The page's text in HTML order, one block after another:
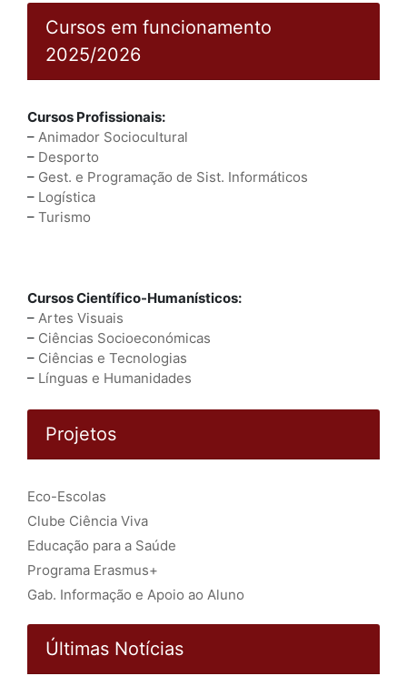
Cursos em funcionamento
2025/2026
Cursos Profissionais:
– Animador Sociocultural
– Desporto
– Gest. e Programação de Sist. Informáticos
– Logística
– Turismo
Cursos Científico-Humanísticos:
– Artes Visuais
– Ciências Socioeconómicas
– Ciências e Tecnologias
– Línguas e Humanidades
Projetos
Eco-Escolas
Clube Ciência Viva
Educação para a Saúde
Programa Erasmus+
Gab. Informação e Apoio ao Aluno
Últimas Notícias